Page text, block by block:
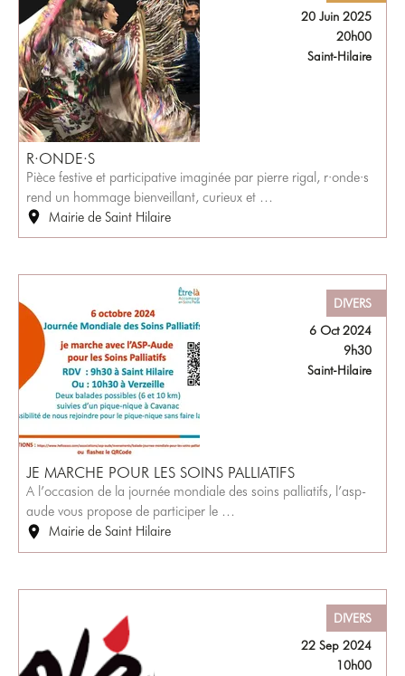
20 Juin 2025
20h00
Saint-Hilaire
R·ONDE·S
Pièce festive et participative imaginée par pierre rigal, r·onde·s
rend un hommage bienveillant, curieux et …
Mairie de Saint Hilaire
DIVERS
6 Oct 2024
9h30
Saint-Hilaire
JE MARCHE POUR LES SOINS PALLIATIFS
A l’occasion de la journée mondiale des soins palliatifs, l’asp-
aude vous propose de participer le …
Mairie de Saint Hilaire
DIVERS
22 Sep 2024
10h00